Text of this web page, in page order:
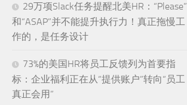
29万项Slack任务提醒北美HR：“Please”
和“ASAP”并不能提升执行力！真正拖慢工
作的，是任务设计
73%的美国HR将员工反馈列为首要指
标：企业福利正在从“提供账户”转向“员工
真正会用”